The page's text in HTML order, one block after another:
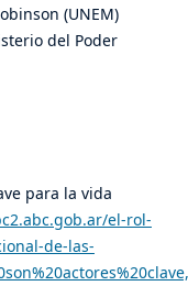
(UNEM)
del Poder
para la vida
el-rol-
de-las-